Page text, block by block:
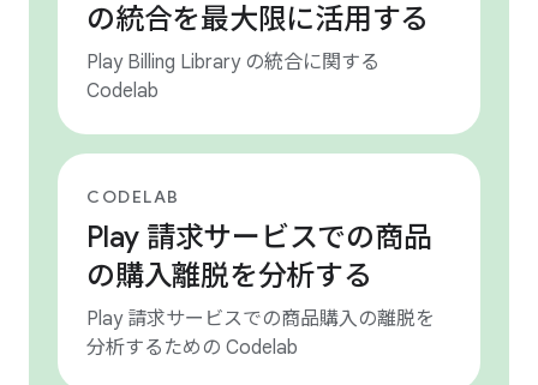
の統合を最大限に活用する
Play Billing Library の統合に関する
Codelab
CODELAB
Play 請求サービスでの商品
の購入離脱を分析する
Play 請求サービスでの商品購入の離脱を
分析するための Codelab